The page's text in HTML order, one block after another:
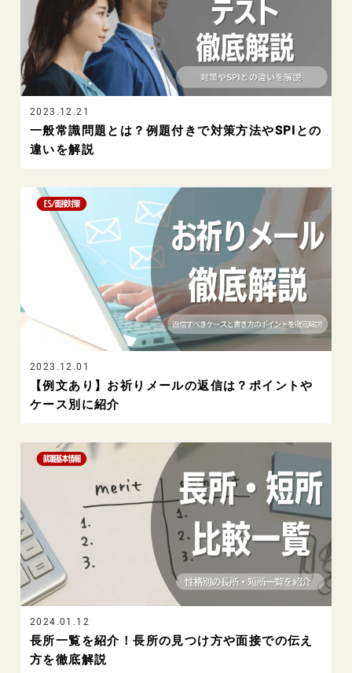
2023.12.21
一般常識問題とは？例題付きで対策方法やSPIとの
違いを解説
2023.12.01
【例文あり】お祈りメールの返信は？ポイントや
ケース別に紹介
2024.01.12
長所一覧を紹介！長所の見つけ方や面接での伝え
方を徹底解説